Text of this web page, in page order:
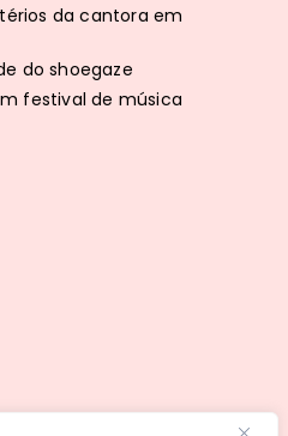
da cantora em
do shoegaze
festival de música